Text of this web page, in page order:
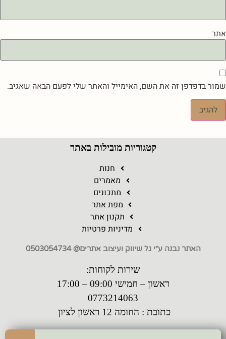
אתר
שמור בדפדפן זה את השם, האימייל והאתר שלי לפעם הבאה שאגיב.
קטגוריות מובילות באתר
חנות
מאמרים
מתכונים
מפת אתר
תקנון אתר
מדיניות פרטיות
האתר נבנה ע״י גל שיווק ועיצוב אתרים@ 0503054734
שירות לקוחות:
ראשון – חמישי 09:00 – 17:00
0773214063
כתובת : החומה 12 ראשון לציון